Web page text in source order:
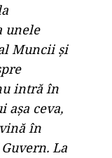
unele
Muncii și
intră în
ceva,
în
La